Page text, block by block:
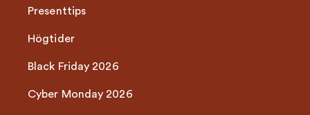
Presenttips
Högtider
Black Friday 2026
Cyber Monday 2026